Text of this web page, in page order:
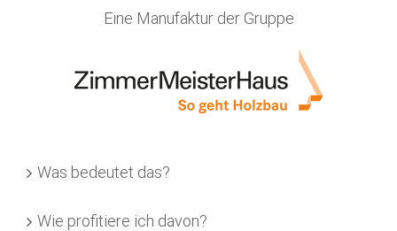
Eine Manufaktur der Gruppe
Was bedeutet das?
Wie profitiere ich davon?